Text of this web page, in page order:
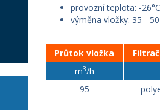
provozní teplota: -
výměna vložky: 35 -
Průtok vložka
m3/h
95